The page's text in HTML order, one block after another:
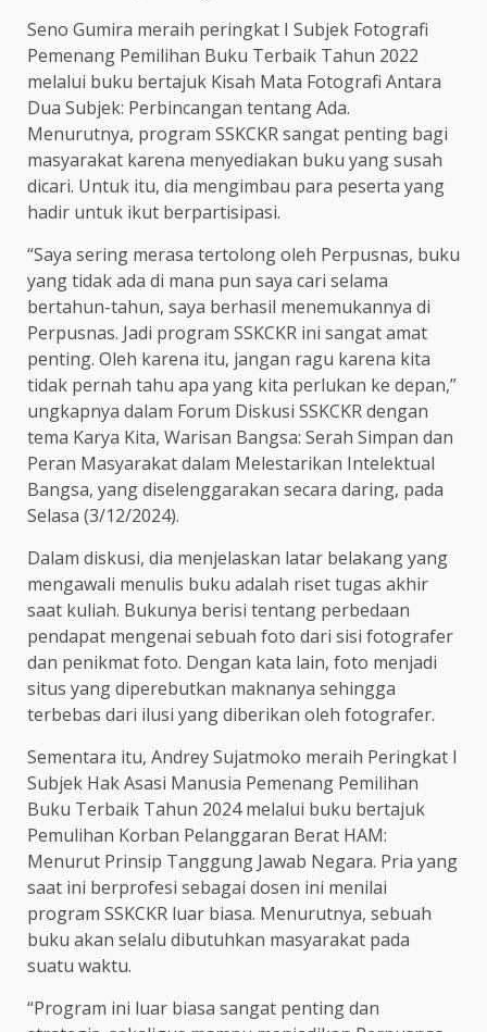
Seno Gumira meraih peringkat I Subjek Fotografi
Pemenang Pemilihan Buku Terbaik Tahun 2022
melalui buku bertajuk Kisah Mata Fotografi Antara
Dua Subjek: Perbincangan tentang Ada.
Menurutnya, program SSKCKR sangat penting bagi
masyarakat karena menyediakan buku yang susah
dicari. Untuk itu, dia mengimbau para peserta yang
hadir untuk ikut berpartisipasi.
“Saya sering merasa tertolong oleh Perpusnas, buku
yang tidak ada di mana pun saya cari selama
bertahun-tahun, saya berhasil menemukannya di
Perpusnas. Jadi program SSKCKR ini sangat amat
penting. Oleh karena itu, jangan ragu karena kita
tidak pernah tahu apa yang kita perlukan ke depan,”
ungkapnya dalam Forum Diskusi SSKCKR dengan
tema Karya Kita, Warisan Bangsa: Serah Simpan dan
Peran Masyarakat dalam Melestarikan Intelektual
Bangsa, yang diselenggarakan secara daring, pada
Selasa (3/12/2024).
Dalam diskusi, dia menjelaskan latar belakang yang
mengawali menulis buku adalah riset tugas akhir
saat kuliah. Bukunya berisi tentang perbedaan
pendapat mengenai sebuah foto dari sisi fotografer
dan penikmat foto. Dengan kata lain, foto menjadi
situs yang diperebutkan maknanya sehingga
terbebas dari ilusi yang diberikan oleh fotografer.
Sementara itu, Andrey Sujatmoko meraih Peringkat I
Subjek Hak Asasi Manusia Pemenang Pemilihan
Buku Terbaik Tahun 2024 melalui buku bertajuk
Pemulihan Korban Pelanggaran Berat HAM:
Menurut Prinsip Tanggung Jawab Negara. Pria yang
saat ini berprofesi sebagai dosen ini menilai
program SSKCKR luar biasa. Menurutnya, sebuah
buku akan selalu dibutuhkan masyarakat pada
suatu waktu.
“Program ini luar biasa sangat penting dan